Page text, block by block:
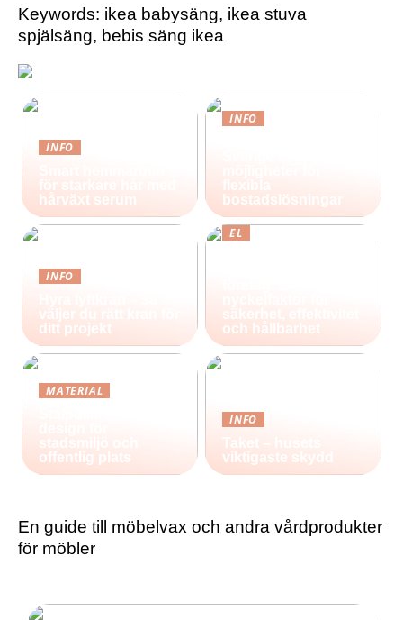
Keywords: ikea babysäng, ikea stuva
spjälsäng, bebis säng ikea
INFO
för starkare hår med
hårväxt serum
INFO
flexibla
bostadslösningar
INFO
väljer du rätt kran för
ditt projekt
EL
säkerhet, effektivitet
och hållbarhet
MATERIAL
stadsmiljö och
offentlig plats
INFO
Taket – husets
viktigaste skydd
En guide till möbelvax och andra vårdprodukter
för möbler